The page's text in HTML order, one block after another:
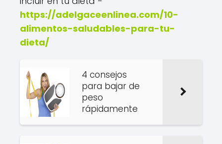
https://adelgaceenlinea.com/10-
alimentos-saludables-para-tu-
dieta/
4 consejos
para bajar de
peso
rápidamente